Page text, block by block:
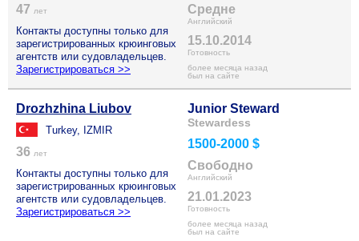
47 лет
Контакты доступны только для
зарегистрированных крюинговых
агентств или судовладельцев.
Зарегистрироваться >>
Средне
Английский
15.10.2014
Готовность
более месяца назад
был на сайте
Drozhzhina Liubov
Turkey, IZMIR
36 лет
Контакты доступны только для
зарегистрированных крюинговых
агентств или судовладельцев.
Зарегистрироваться >>
Junior Steward
Stewardess
1500-2000 $
Свободно
Английский
21.01.2023
Готовность
более месяца назад
был на сайте